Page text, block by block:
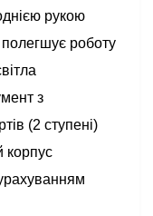
рукою
полегшує роботу
з
(2 ступені)
корпус